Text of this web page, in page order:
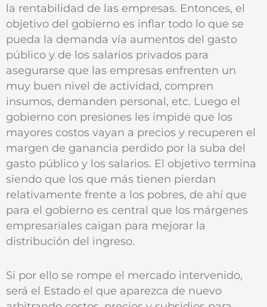
la rentabilidad de las empresas. Entonces, el
objetivo del gobierno es inflar todo lo que se
pueda la demanda vía aumentos del gasto
público y de los salarios privados para
asegurarse que las empresas enfrenten un
muy buen nivel de actividad, compren
insumos, demanden personal, etc. Luego el
gobierno con presiones les impide que los
mayores costos vayan a precios y recuperen el
margen de ganancia perdido por la suba del
gasto público y los salarios. El objetivo termina
siendo que los que más tienen pierdan
relativamente frente a los pobres, de ahí que
para el gobierno es central que los márgenes
empresariales caigan para mejorar la
distribución del ingreso.
Si por ello se rompe el mercado intervenido,
será el Estado el que aparezca de nuevo